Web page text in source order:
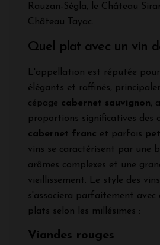
Rauzan-Ségla, le Château
Château Tayac.
Quel plat avec un vin
L'appellation est réputée pour
élégants et raffinés,
cépage cabernet sauvignon,
proportions significatives des
cabernet franc et parfois
vins se caractérisent par une
arômes complexes et une
vieillissement. Le style des
s'associera parfaitement avec
plats selon les millésimes :
Viandes rouges